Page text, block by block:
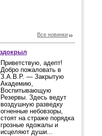
Все новинки
Приветствую, адепт!
Добро пожаловать в
З.А.В.Р. — Закрытую
Академию,
Воспитывающую
Резервы. Здесь ведут
воздушную разведку
огненные небовзоры,
стоят на страже порядка
грозные ядожалы и
исцеляют души...